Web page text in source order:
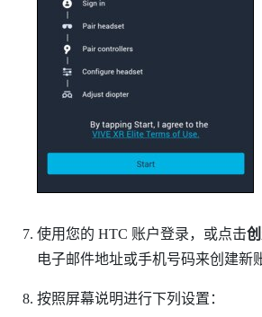
使用您的 HTC 账户登录，或点击
电子邮件地址或手机号码来创建新
按照屏幕说明进行下列设置：